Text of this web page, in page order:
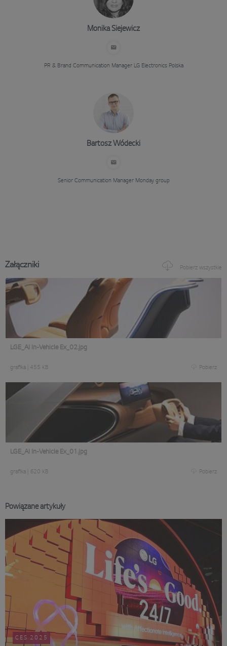
Monika Siejewicz
PR & Brand Communication ManagerLG Electronics Polska
Bartosz Wódecki
Senior Communication ManagerMonday group
Załączniki Pobierz wszystkie
LGE_AI In-Vehicle Ex_02.jpg
grafika 455 KB Pobierz
LGE_AI In-Vehicle Ex_01.jpg
grafika 620 KB Pobierz
Powiązane artykuły
CES 2025